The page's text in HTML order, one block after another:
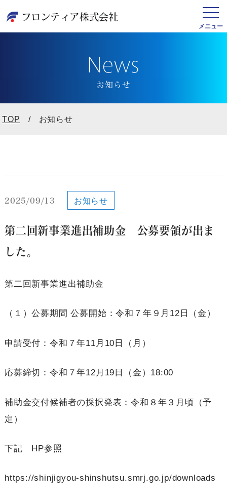
News
お知らせ
TOP お知らせ
2025/09/13 お知らせ
第二回新事業進出補助金 公募要領が出ま
した。
第二回新事業進出補助金
（１）公募期間 公募開始：令和７年９月12日（金）
申請受付：令和７年11月10日（月）
応募締切：令和７年12月19日（金）18:00
補助金交付候補者の採択発表：令和８年３月頃（予
定）
下記 HP参照
https://shinjigyou-shinshutsu.smrj.go.jp/downloads